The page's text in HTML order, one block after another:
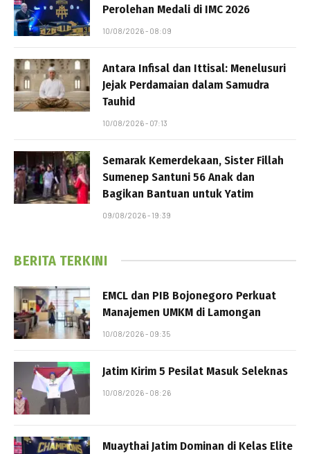
Perolehan Medali di IMC 2026
10/08/2026 - 08:09
Antara Infisal dan Ittisal: Menelusuri
Jejak Perdamaian dalam Samudra
Tauhid
10/08/2026 - 07:13
Semarak Kemerdekaan, Sister Fillah
Sumenep Santuni 56 Anak dan
Bagikan Bantuan untuk Yatim
09/08/2026 - 19:39
BERITA TERKINI
EMCL dan PIB Bojonegoro Perkuat
Manajemen UMKM di Lamongan
10/08/2026 - 09:35
Jatim Kirim 5 Pesilat Masuk Seleknas
10/08/2026 - 08:26
Muaythai Jatim Dominan di Kelas Elite